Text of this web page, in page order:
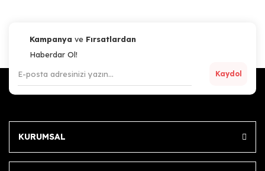
Kampanya ve Fırsatlardan
Haberdar Ol!
Kaydol
KURUMSAL